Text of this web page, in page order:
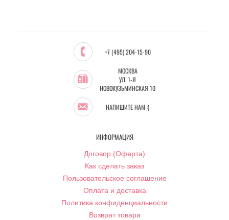
+7 (495) 204-15-90
МОСКВА
УЛ. 1-Я
НОВОКУЗЬМИНСКАЯ 10
НАПИШИТЕ НАМ :)
ИНФОРМАЦИЯ
Договор (Оферта)
Как сделать заказ
Пользовательское соглашение
Оплата и доставка
Политика конфиденциальности
Возврат товара